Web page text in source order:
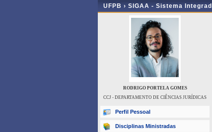
UFPB › SIGAA - Sistema
RODRIGO PORTELA GOMES
CCJ - DEPARTAMENTO DE CIÊNCIAS JURÍDICAS
Perfil Pessoal
Disciplinas Ministradas